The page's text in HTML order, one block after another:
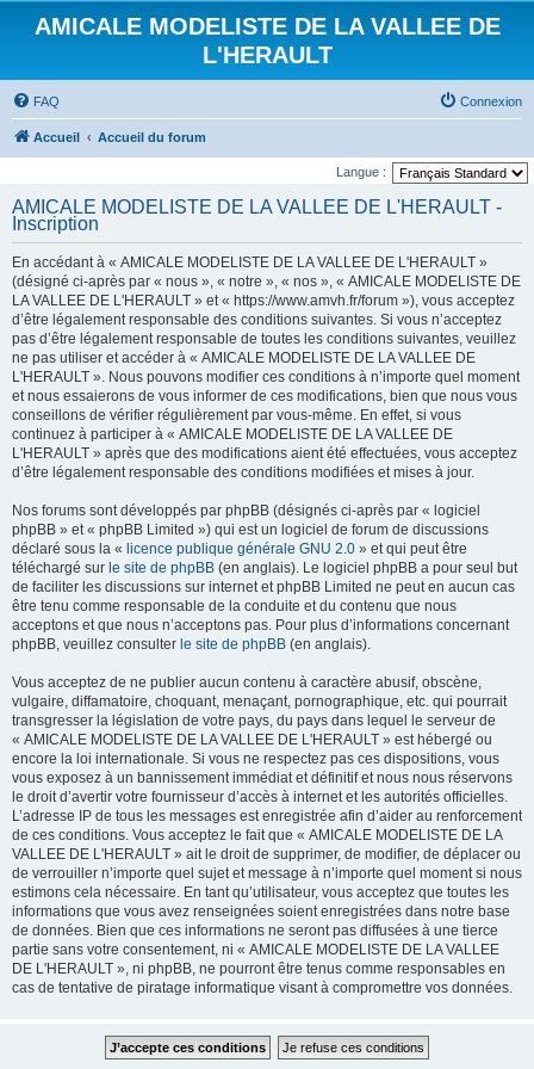
AMICALE MODELISTE DE LA VALLEE DE
L'HERAULT
FAQ Connexion
Accueil Accueil du forum
Langue :
AMICALE MODELISTE DE LA VALLEE DE L'HERAULT -
Inscription
En accédant à « AMICALE MODELISTE DE LA VALLEE DE L'HERAULT »
(désigné ci-après par « nous », « notre », « nos », « AMICALE MODELISTE DE
LA VALLEE DE L'HERAULT » et « https://www.amvh.fr/forum »), vous acceptez
d’être légalement responsable des conditions suivantes. Si vous n’acceptez
pas d’être légalement responsable de toutes les conditions suivantes, veuillez
ne pas utiliser et accéder à « AMICALE MODELISTE DE LA VALLEE DE
L'HERAULT ». Nous pouvons modifier ces conditions à n’importe quel moment
et nous essaierons de vous informer de ces modifications, bien que nous vous
conseillons de vérifier régulièrement par vous-même. En effet, si vous
continuez à participer à « AMICALE MODELISTE DE LA VALLEE DE
L'HERAULT » après que des modifications aient été effectuées, vous acceptez
d’être légalement responsable des conditions modifiées et mises à jour.
Nos forums sont développés par phpBB (désignés ci-après par « logiciel
phpBB » et « phpBB Limited ») qui est un logiciel de forum de discussions
déclaré sous la « licence publique générale GNU 2.0 » et qui peut être
téléchargé sur le site de phpBB (en anglais). Le logiciel phpBB a pour seul but
de faciliter les discussions sur internet et phpBB Limited ne peut en aucun cas
être tenu comme responsable de la conduite et du contenu que nous
acceptons et que nous n’acceptons pas. Pour plus d’informations concernant
phpBB, veuillez consulter le site de phpBB (en anglais).
Vous acceptez de ne publier aucun contenu à caractère abusif, obscène,
vulgaire, diffamatoire, choquant, menaçant, pornographique, etc. qui pourrait
transgresser la législation de votre pays, du pays dans lequel le serveur de
« AMICALE MODELISTE DE LA VALLEE DE L'HERAULT » est hébergé ou
encore la loi internationale. Si vous ne respectez pas ces dispositions, vous
vous exposez à un bannissement immédiat et définitif et nous nous réservons
le droit d’avertir votre fournisseur d’accès à internet et les autorités officielles.
L’adresse IP de tous les messages est enregistrée afin d’aider au renforcement
de ces conditions. Vous acceptez le fait que « AMICALE MODELISTE DE LA
VALLEE DE L'HERAULT » ait le droit de supprimer, de modifier, de déplacer ou
de verrouiller n’importe quel sujet et message à n’importe quel moment si nous
estimons cela nécessaire. En tant qu’utilisateur, vous acceptez que toutes les
informations que vous avez renseignées soient enregistrées dans notre base
de données. Bien que ces informations ne seront pas diffusées à une tierce
partie sans votre consentement, ni « AMICALE MODELISTE DE LA VALLEE
DE L'HERAULT », ni phpBB, ne pourront être tenus comme responsables en
cas de tentative de piratage informatique visant à compromettre vos données.